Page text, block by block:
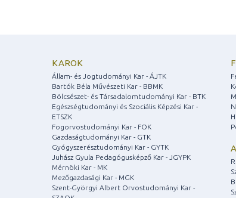
KAROK
Állam- és Jogtudományi Kar - ÁJTK
Bartók Béla Művészeti Kar - BBMK
Bölcsészet- és Társadalomtudományi Kar - BTK
Egészségtudományi és Szociális Képzési Kar -
ETSZK
Fogorvostudományi Kar - FOK
Gazdaságtudományi Kar - GTK
Gyógyszerésztudományi Kar - GYTK
Juhász Gyula Pedagógusképző Kar - JGYPK
Mérnöki Kar - MK
Mezőgazdasági Kar - MGK
Szent-Györgyi Albert Orvostudományi Kar -